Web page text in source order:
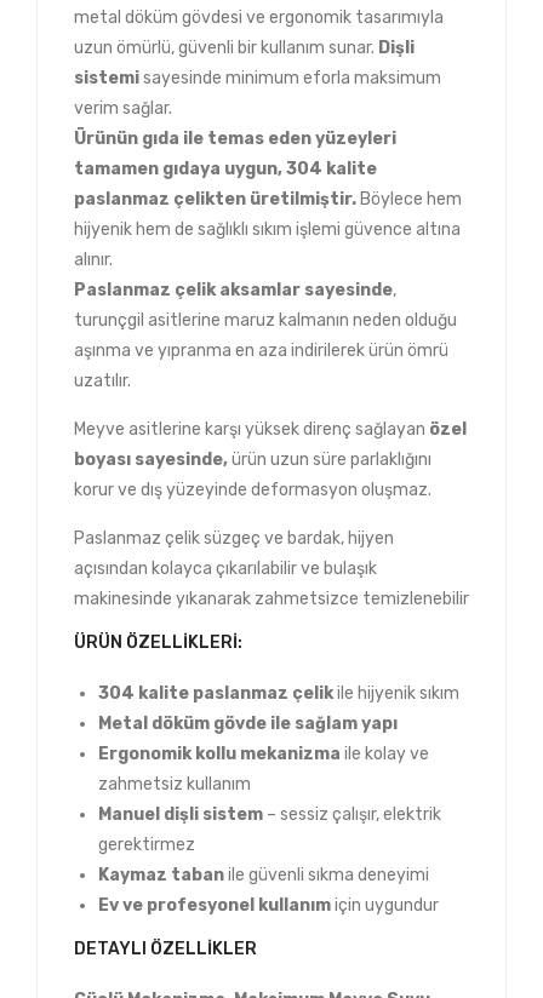
metal döküm gövdesi ve ergonomik tasarımıyla
uzun ömürlü, güvenli bir kullanım sunar. Dişli
sistemisayesinde minimum eforla maksimum
verim sağlar.
Ürünün gıda ile temas eden yüzeyleri
tamamen gıdaya uygun, 304 kalite
paslanmaz çelikten üretilmiştir. Böylece hem
hijyenik hem de sağlıklı sıkım işlemi güvence altına
alınır.
Paslanmaz çelik aksamlar sayesinde,
turunçgil asitlerine maruz kalmanın neden olduğu
aşınma ve yıpranma en aza indirilerek ürün ömrü
uzatılır.
Meyve asitlerine karşı yüksek direnç sağlayan özel
boyası sayesinde,ürün uzun süre parlaklığını
korur ve dış yüzeyinde deformasyon oluşmaz.
Paslanmaz çelik süzgeç ve bardak, hijyen
açısından kolayca çıkarılabilir ve bulaşık
makinesinde yıkanarak zahmetsizce temizlenebilir
ÜRÜN ÖZELLIKLERI:
304 kalite paslanmaz çelikile hijyenik sıkım
Metal döküm gövde ile sağlam yapı
Ergonomik kollu mekanizma ile kolay ve
zahmetsiz kullanım
Manuel dişli sistem – sessiz çalışır, elektrik
gerektirmez
Kaymaz tabanile güvenli sıkma deneyimi
Ev ve profesyonel kullanımiçin uygundur
DETAYLI ÖZELLIKLER